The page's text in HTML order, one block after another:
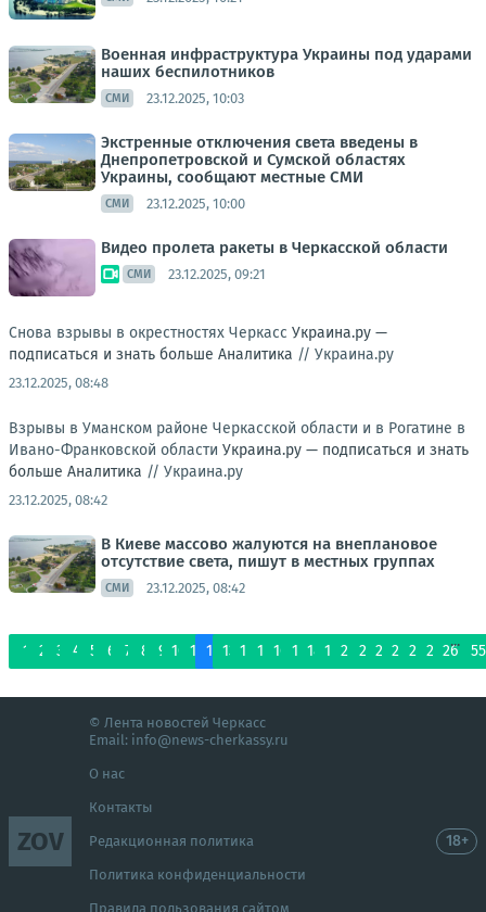
Военная инфраструктура Украины под ударами
наших беспилотников
СМИ 23.12.2025, 10:03
Экстренные отключения света введены в
Днепропетровской и Сумской областях
Украины, сообщают местные СМИ
СМИ 23.12.2025, 10:00
Видео пролета ракеты в Черкасской области
СМИ 23.12.2025, 09:21
Снова взрывы в окрестностях Черкасс Украина.ру —
подписаться и знать больше Аналитика // Украина.ру
23.12.2025, 08:48
Взрывы в Уманском районе Черкасской области и в Рогатине в
Ивано-Франковской области Украина.ру — подписаться и знать
больше Аналитика // Украина.ру
23.12.2025, 08:42
В Киеве массово жалуются на внеплановое
отсутствие света, пишут в местных группах
СМИ 23.12.2025, 08:42
1 2 3 4 5 6 7 8 9 10 11 12 13 14 15 16 17 18 19 20 21 22 23 24 25 26
...
55
ZOV
© Лента новостей Черкасс
Email: info@news-cherkassy.ru
О нас
Контакты
Редакционная политика
Политика конфиденциальности
Правила пользования сайтом
18+